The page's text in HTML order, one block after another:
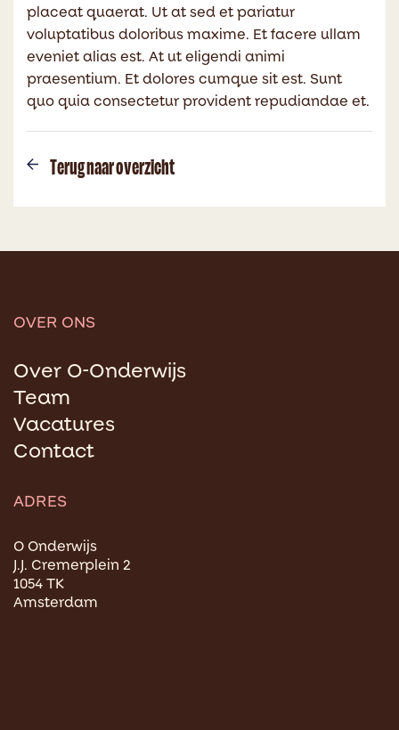
placeat quaerat. Ut at sed et pariatur
voluptatibus doloribus maxime. Et facere ullam
eveniet alias est. At ut eligendi animi
praesentium. Et dolores cumque sit est. Sunt
quo quia consectetur provident repudiandae et.
Terug naar overzicht
OVER ONS
Over O-Onderwijs
Team
Vacatures
Contact
ADRES
O Onderwijs
J.J. Cremerplein 2
1054 TK
Amsterdam